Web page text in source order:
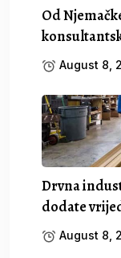
Od
August 8,
Drvna
dodate
August 8,